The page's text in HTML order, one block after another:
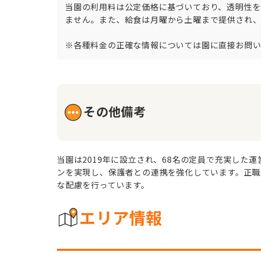
当園の利用料は公定価格に基づいており、透明性
ません。また、給食は月曜から土曜まで提供され
※各種料金の正確な情報については園に直接お問
その他備考
当園は2019年に設立され、68名の定員で充実した
ンを実現し、保護者との連携を強化しています。正
な配慮を行っています。
エリア情報